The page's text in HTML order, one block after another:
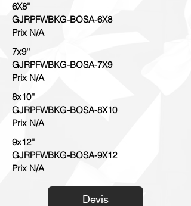
6X8''
GJRPFWBKG-BOSA-6X8
Prix N/A
7x9''
GJRPFWBKG-BOSA-7X9
Prix N/A
8x10''
GJRPFWBKG-BOSA-8X10
Prix N/A
9x12''
GJRPFWBKG-BOSA-9X12
Prix N/A
Devis